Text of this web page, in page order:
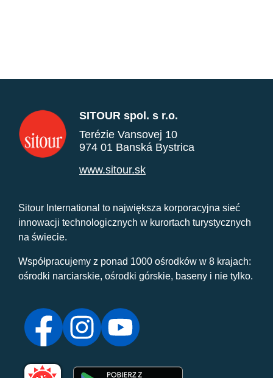
SITOUR spol. s r.o.
Terézie Vansovej 10
974 01 Banská Bystrica
www.sitour.sk
Sitour International to największa korporacyjna sieć
innowacji technologicznych w kurortach turystycznych
na świecie.
Współpracujemy z ponad 1000 ośrodków w 8 krajach:
ośrodki narciarskie, ośrodki górskie, baseny i nie tylko.